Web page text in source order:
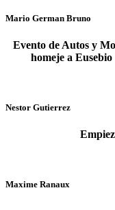
Mario German Bruno
Evento de Autos y
homeje a
Nestor Gutierrez
Maxime Ranaux